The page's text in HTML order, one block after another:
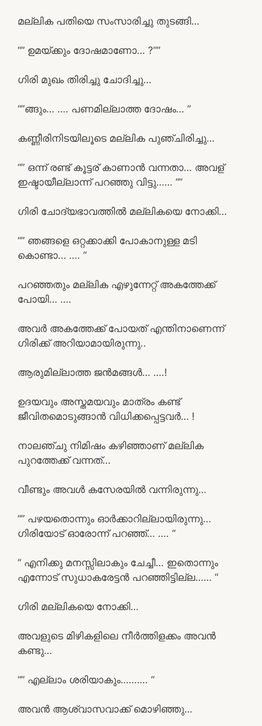
മല്ലിക പതിയെ സംസാരിച്ചു തുടങ്ങി…
“” ഉമയ്ക്കും ദോഷമാണോ… ?””
ഗിരി മുഖം തിരിച്ചു ചോദിച്ചു…
“”ങ്ങും… …. പണമില്ലാത്ത ദോഷം… “
കണ്ണീരിനിടയിലൂടെ മല്ലിക പുഞ്ചിരിച്ചു…
“” ഒന്ന് രണ്ട് കൂട്ടര് കാണാൻ വന്നതാ… അവള്
ഇഷ്ടായീല്ലാന്ന് പറഞ്ഞു വിട്ടു…… “”
ഗിരി ചോദ്യഭാവത്തിൽ മല്ലികയെ നോക്കി…
“” ഞങ്ങളെ ഒറ്റക്കാക്കി പോകാനുള്ള മടി
കൊണ്ടാ… …. “
പറഞ്ഞതും മല്ലിക എഴുന്നേറ്റ് അകത്തേക്ക്
പോയി… ….
അവർ അകത്തേക്ക് പോയത് എന്തിനാണെന്ന്
ഗിരിക്ക് അറിയാമായിരുന്നു..
ആരുമില്ലാത്ത ജൻമങ്ങൾ… ….!
ഉദയവും അസ്തമയവും മാത്രം കണ്ട്
ജീവിതമൊടുങ്ങാൻ വിധിക്കപ്പെട്ടവർ… !
നാലഞ്ചു നിമിഷം കഴിഞ്ഞാണ് മല്ലിക
പുറത്തേക്ക് വന്നത്…
വീണ്ടും അവൾ കസേരയിൽ വന്നിരുന്നു…
“” പഴയതൊന്നും ഓർക്കാറില്ലായിരുന്നു…
ഗിരിയോട് ഓരോന്ന് പറഞ്ഞ്… …. “
“ എനിക്കു മനസ്സിലാകും ചേച്ചീ… ഇതൊന്നും
എന്നോട് സുധാകരേട്ടൻ പറഞ്ഞിട്ടില്ല…… “
ഗിരി മല്ലികയെ നോക്കി…
അവളുടെ മിഴികളിലെ നീർത്തിളക്കം അവൻ
കണ്ടു…
“” എല്ലാം ശരിയാകും………. “
അവൻ ആശ്വാസവാക്ക് മൊഴിഞ്ഞു…